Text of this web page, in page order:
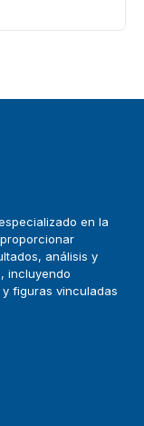
en la
análisis y
incluyendo
figuras vinculadas